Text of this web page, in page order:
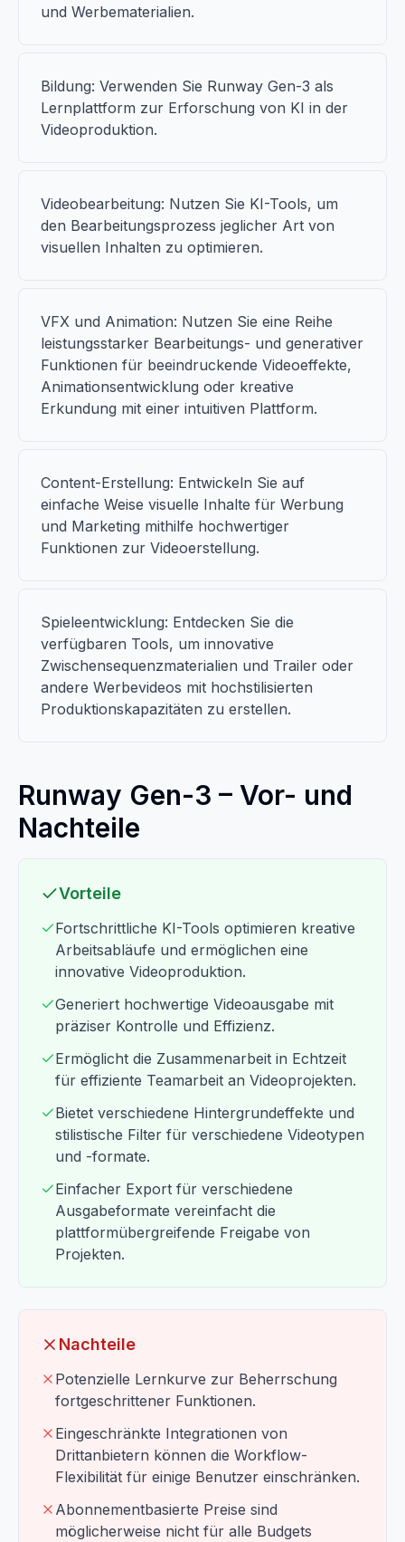
und Werbematerialien.
Bildung: Verwenden Sie Runway Gen-3 als
Lernplattform zur Erforschung von KI in der
Videoproduktion.
Videobearbeitung: Nutzen Sie KI-Tools, um
den Bearbeitungsprozess jeglicher Art von
visuellen Inhalten zu optimieren.
VFX und Animation: Nutzen Sie eine Reihe
leistungsstarker Bearbeitungs- und generativer
Funktionen für beeindruckende Videoeffekte,
Animationsentwicklung oder kreative
Erkundung mit einer intuitiven Plattform.
Content-Erstellung: Entwickeln Sie auf
einfache Weise visuelle Inhalte für Werbung
und Marketing mithilfe hochwertiger
Funktionen zur Videoerstellung.
Spieleentwicklung: Entdecken Sie die
verfügbaren Tools, um innovative
Zwischensequenzmaterialien und Trailer oder
andere Werbevideos mit hochstilisierten
Produktionskapazitäten zu erstellen.
Runway Gen-3 – Vor- und
Nachteile
Vorteile
Fortschrittliche KI-Tools optimieren kreative
Arbeitsabläufe und ermöglichen eine
innovative Videoproduktion.
Generiert hochwertige Videoausgabe mit
präziser Kontrolle und Effizienz.
Ermöglicht die Zusammenarbeit in Echtzeit
für effiziente Teamarbeit an Videoprojekten.
Bietet verschiedene Hintergrundeffekte und
stilistische Filter für verschiedene Videotypen
und -formate.
Einfacher Export für verschiedene
Ausgabeformate vereinfacht die
plattformübergreifende Freigabe von
Projekten.
Nachteile
Potenzielle Lernkurve zur Beherrschung
fortgeschrittener Funktionen.
Eingeschränkte Integrationen von
Drittanbietern können die Workflow-
Flexibilität für einige Benutzer einschränken.
Abonnementbasierte Preise sind
möglicherweise nicht für alle Budgets